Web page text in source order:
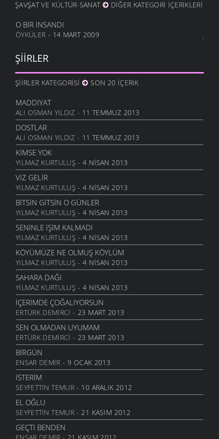
HALA OĞLU
31 ARALIK 2011
NE OLUR OĞUL
DURDUM
10 ARALIK 2011
ANAM
HESLER
27 KASIM 2011
BILEMEDIM
24 KASIM 2011
VARDIR
5 KASIM 2011
TOPRAKTIR
5 KASIM 2011
BITTI ÖĞRETMENIM
22 AĞUSTOS 2011
GENÇIYAN
15 AĞUSTOS 2011
ALDIRMA GÜLÜM
13 AĞUSTOS 2011
BENDE VARIM
24 TEMMUZ 2011
SARI KIZ
16 TEMMUZ 2011
GELIN CANLAR
3 TEMMUZ 2011
ARTVINIM II
29 HAZIRAN 2011
İNANMIŞTIN
26 HAZIRAN 2011
MANILER
10 HAZIRAN 2011
SÜRDÜM ATIMI
ŞAVŞAT VE KÜLTÜR-SANAT DIĞER KATEGORI İÇERIKLERI
O BIR İNSANDI
ÖYKÜLER - 14 MART 2009
ŞIIRLER
ŞIIRLER KATEGORISI SON 20 İÇERIK
MADDIYAT
ALI OSMAN YILDIZ - 11 TEMMUZ 2013
DOSTLAR
ALI OSMAN YILDIZ - 11 TEMMUZ 2013
KIMSE YOK
YILMAZ KURTULUŞ - 4 NISAN 2013
VIZ GELIR
YILMAZ KURTULUŞ - 4 NISAN 2013
BITSIN GITSIN O GÜNLER
YILMAZ KURTULUŞ - 4 NISAN 2013
SENINLE İŞIM KALMADI
YILMAZ KURTULUŞ - 4 NISAN 2013
KÖYÜMÜZE NE OLMUŞ KÖYLÜM
YILMAZ KURTULUŞ - 4 NISAN 2013
SAHARA DAĞI
YILMAZ KURTULUŞ - 4 NISAN 2013
İÇERIMDE ÇOĞALIYORSUN
ERTÜRK DEMIRCI - 23 MART 2013
SEN OLMADAN UYUMAM
ERTÜRK DEMIRCI - 23 MART 2013
BIRGÜN
ENSAR DEMIR - 9 OCAK 2013
İSTERIM
SEYFETTIN TEMUR- 10 ARALIK 2012
EL OĞLU
SEYFETTIN TEMUR- 21 KASIM 2012
GEÇTI BENDEN